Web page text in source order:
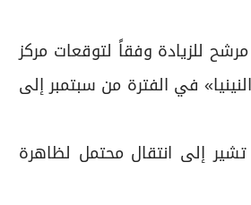
للزيادة وفقاً لتوقعات مركز
فإن هناك فرصة بنسبة 71% لبدء ظاهرة «النينيا» في الفترة من سبتمبر إلى
تشير إلى انتقال محتمل لظاهرة